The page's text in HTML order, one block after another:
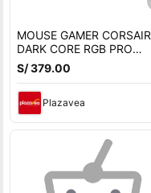
MOUSE GAMER CORSAIR
DARK CORE RGB PRO
WIRELESS 18K DPI
S/ 379.00
Plazavea